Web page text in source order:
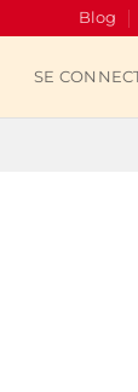
Blog
SE